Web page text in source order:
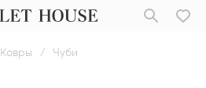
Ковры / Чуби